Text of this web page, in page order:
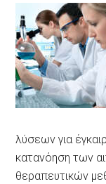
λύσεων για
κατανόηση των
θεραπευτικών